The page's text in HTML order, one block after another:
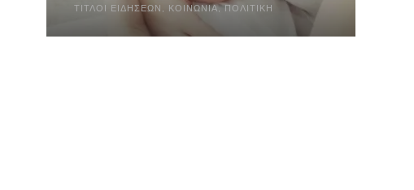
ΤΊΤΛΟΙ ΕΙΔΉΣΕΩΝ , ΚΟΙΝΩΝΊΑ, ΠΟΛΙΤΙΚΉ